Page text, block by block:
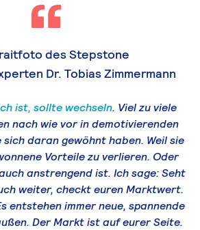
ist, sollte wechseln. Viel zu viele
nach wie vor in demotivierenden
daran gewöhnt haben. Weil sie
Vorteile zu verlieren. Oder
anstrengend ist. Ich sage: Seht
weiter, checkt euren Marktwert.
entstehen immer neue, spannende
Der Markt ist auf eurer Seite.